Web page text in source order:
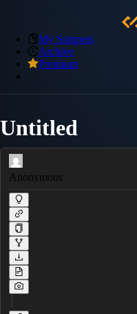
My Snippets
Archive
Premium
Untitled
Anonymous